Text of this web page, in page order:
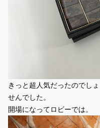
きっと超人気だったのでし
せんでした。
開場になってロビーでは。